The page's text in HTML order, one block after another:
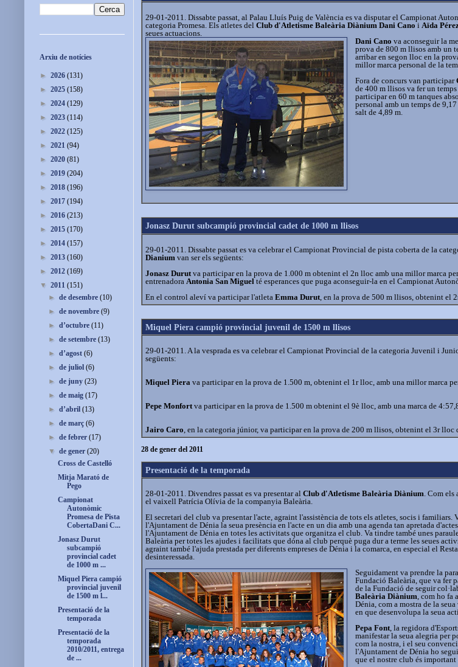
29-01-2011. Dissabte passat, al Palau Lluís Puig de València es va disputar el Campionat
categoria Promesa. Els atletes del Club d'Atletisme Baleària Diànium Dani Canoi Aïda
seues actuacions.
Dani Cano va aconseguir la
prova de 800 m llisos amb un
arribar en segon lloc en la
millor marca personal de la
Fora de concurs van participar
de 400 m llisos va fer un
participar en 60 m tanques
personal amb un temps de
salt de 4,89 m.
Jonasz Durut subcampió provincial cadet de 1000 m llisos
29-01-2011. Dissabte passat es va celebrar el Campionat Provincial de pista coberta de la
Dianium van ser els següents:
Jonasz Durut va participar en la prova de 1.000 m obtenint el 2n lloc amb una millor marca
entrenadora Antonia San Miguelté esperances que puga aconseguir-la en el Campionat
En el control aleví va participar l'atleta Emma Durut , en la prova de 500 m llisos, obtenint el
Miquel Piera campió provincial juvenil de 1500 m llisos
29-01-2011. A la vesprada es va celebrar el Campionat Provincial de la categoria Juvenil i
següents:
Miquel Piera va participar en la prova de 1.500 m, obtenint el 1r lloc, amb una millor marca
Pepe Monfortva participar en la prova de 1.500 m obtenint el 9è lloc, amb una marca de
Jairo Caro, en la categoria júnior, va participar en la prova de 200 m llisos, obtenint el 3r lloc
28 de gener del 2011
Presentació de la temporada
28-01-2011. Divendres passat es va presentar al Club d'Atletisme Baleària Diànium. Com els
el vaixell Patrícia Olívia de la companyia Baleària.
El secretari del club va presentar l'acte, agraint l'assistència de tots els atletes, socis i familiars.
l'Ajuntament de Dénia la seua presència en l'acte en un dia amb una agenda tan apretada
l'Ajuntament de Dénia en totes les activitats que organitza el club. Va tindre també unes
Baleària per totes les ajudes i facilitats que dóna al club perquè puga dur a terme les seues
agraint també l'ajuda prestada per diferents empreses de Dénia i la comarca, en especial el
desinteressada.
Seguidament va prendre la
Fundació Baleària, que va fer
de la Fundació de seguir
Baleària Diànium, com ho fa
Dénia, com a mostra de la
en que desenvolupa la seua
Pepa Font, la regidora
manifestar la seua alegria per
com la nostra, i el seu
l'Ajuntament de Dénia ho
que el nostre club és
Arxiu de notícies
► 2026 (131)
► 2025 (158)
► 2024 (129)
► 2023 (114)
► 2022 (125)
► 2021 (94)
► 2020 (81)
► 2019 (204)
► 2018 (196)
► 2017 (194)
► 2016 (213)
► 2015 (170)
► 2014 (157)
► 2013 (160)
► 2012 (169)
▼ 2011 (151)
►de desembre(10)
►de novembre(9)
►d’octubre(11)
►de setembre(13)
►d’agost(6)
►de juliol(6)
►de juny(23)
►de maig(17)
►d’abril(13)
►de març(6)
►de febrer(17)
▼de gener(20)
Cross de Castelló
Mitja Marató de
Pego
Campionat
Autonòmic
Promesa de Pista
CobertaDani C...
Jonasz Durut
subcampió
provincial cadet
de 1000 m ...
Miquel Piera campió
provincial juvenil
de 1500 m l...
Presentació de la
temporada
Presentació de la
temporada
2010/2011, entrega
de ...